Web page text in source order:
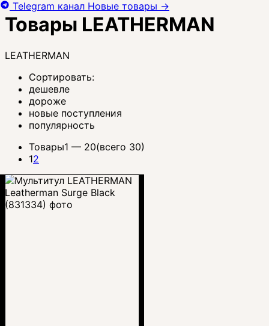
Товары LEATHERMAN
LEATHERMAN
Сортировать:
дешевле
дороже
новые поступления
популярность
Товары1 — 20(всего 30)
12
Telegram канал Новые товары →